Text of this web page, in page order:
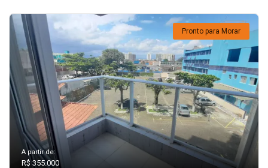
Pronto para Morar
A partir de:
R$ 355.000